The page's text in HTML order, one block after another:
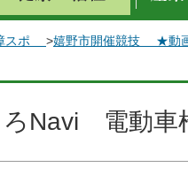
スポ >嬉野市開催競技 ★動
ろNavi 電動車